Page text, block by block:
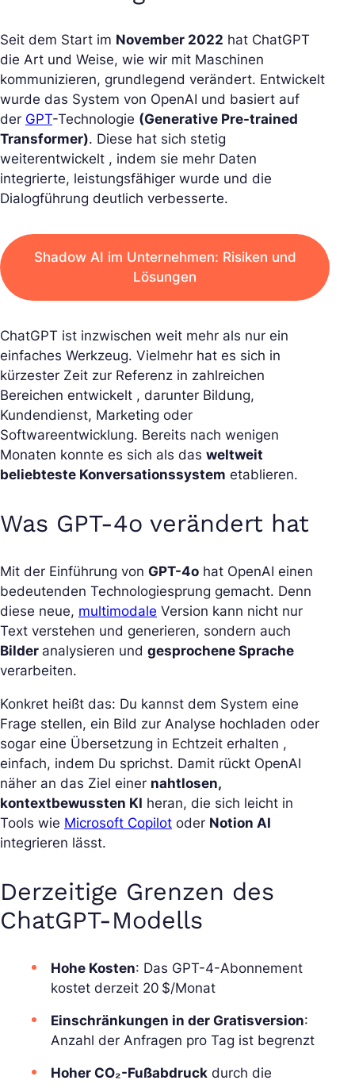
Seit dem Start im November 2022 hat ChatGPT
die Art und Weise, wie wir mit Maschinen
kommunizieren, grundlegend verändert. Entwickelt
wurde das System von OpenAI und basiert auf
der GPT-Technologie (Generative Pre-trained
Transformer). Diese hat sich stetig
weiterentwickelt , indem sie mehr Daten
integrierte, leistungsfähiger wurde und die
Dialogführung deutlich verbesserte.
Shadow AI im Unternehmen: Risiken und
Lösungen
ChatGPT ist inzwischen weit mehr als nur ein
einfaches Werkzeug. Vielmehr hat es sich in
kürzester Zeit zur Referenz in zahlreichen
Bereichen entwickelt , darunter Bildung,
Kundendienst, Marketing oder
Softwareentwicklung. Bereits nach wenigen
Monaten konnte es sich als das weltweit
beliebteste Konversationssystem etablieren.
Was GPT-4o verändert hat
Mit der Einführung von GPT-4o hat OpenAI einen
bedeutenden Technologiesprung gemacht. Denn
diese neue, multimodale Version kann nicht nur
Text verstehen und generieren, sondern auch
Bilder analysieren und gesprochene Sprache
verarbeiten.
Konkret heißt das: Du kannst dem System eine
Frage stellen, ein Bild zur Analyse hochladen oder
sogar eine Übersetzung in Echtzeit erhalten ,
einfach, indem Du sprichst. Damit rückt OpenAI
näher an das Ziel einer nahtlosen,
kontextbewussten KI heran, die sich leicht in
Tools wie Microsoft Copilot oder Notion AI
integrieren lässt.
Derzeitige Grenzen des
ChatGPT-Modells
Hohe Kosten: Das GPT-4-Abonnement
kostet derzeit 20 $/Monat
Einschränkungen in der Gratisversion:
Anzahl der Anfragen pro Tag ist begrenzt
Hoher CO₂-Fußabdruck durch die